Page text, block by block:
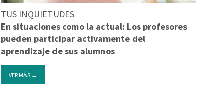
TUS INQUIETUDES
En situaciones como la actual: Los profesores
pueden participar activamente del
aprendizaje de sus alumnos
VER MÁS →